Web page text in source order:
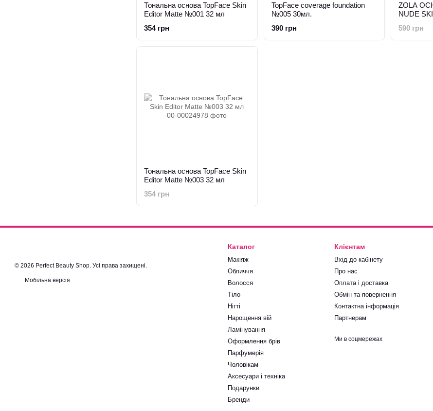
Тональна основа TopFace Skin
Editor Matte №001 32 мл
354 грн
TopFace coverage foundation
№005 30мл.
390 грн
ZOLA
NUDE
590 грн
Тональна основа TopFace Skin
Editor Matte №003 32 мл
354 грн
© 2026 Perfect Beauty Shop. Усі права захищені.
Мобільна версія
Каталог
Макіяж
Обличчя
Волосся
Тіло
Нігті
Нарощення вій
Ламінування
Оформлення брів
Парфумерія
Чоловікам
Аксесуари і техніка
Подарунки
Бренди
Клієнтам
Вхід до кабінету
Про нас
Оплата і доставка
Обмін та повернення
Контактна інформація
Партнерам
Ми в соцмережах